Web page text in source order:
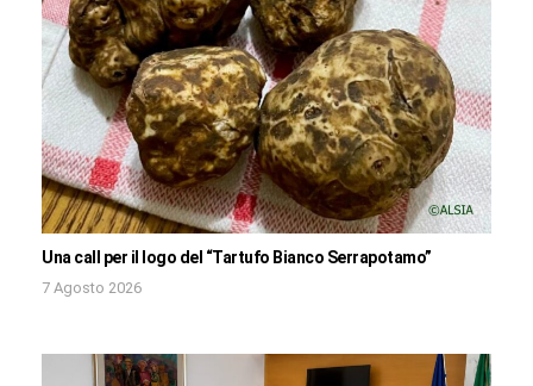
Una call per il logo del “Tartufo Bianco Serrapotamo”
7 Agosto 2026